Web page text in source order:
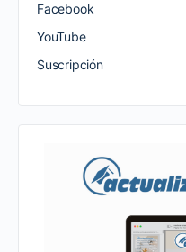
Facebook
YouTube
Suscripción